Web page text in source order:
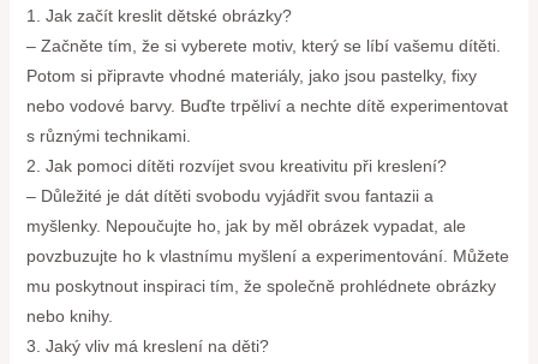
1. Jak začít kreslit dětské obrázky?
– Začněte tím, že si vyberete motiv, který se líbí vašemu dítěti.
Potom si připravte vhodné materiály, jako jsou pastelky, fixy
nebo vodové barvy. Buďte trpěliví a nechte dítě experimentovat
s různými technikami.
2. Jak pomoci dítěti rozvíjet svou kreativitu při kreslení?
– Důležité je dát dítěti svobodu vyjádřit svou fantazii a
myšlenky. Nepoučujte ho, jak by měl obrázek vypadat, ale
povzbuzujte ho k vlastnímu myšlení a experimentování. Můžete
mu poskytnout inspiraci tím, že společně prohlédnete obrázky
nebo knihy.
3. Jaký vliv má kreslení na děti?